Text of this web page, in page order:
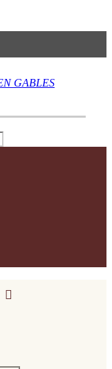
GABLES